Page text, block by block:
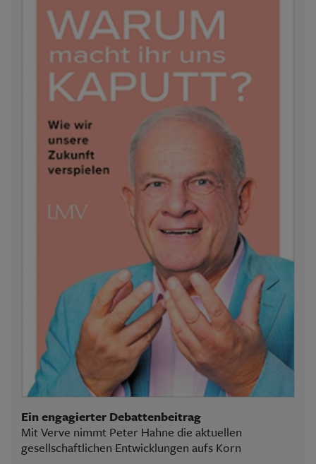
Ein engagierter Debattenbeitrag
Mit Verve nimmt Peter Hahne die aktuellen
gesellschaftlichen Entwicklungen aufs Korn